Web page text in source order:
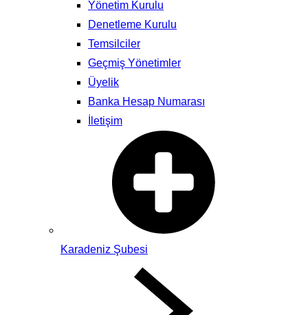
Yönetim Kurulu
Denetleme Kurulu
Temsilciler
Geçmiş Yönetimler
Üyelik
Banka Hesap Numarası
İletişim
Karadeniz Şubesi